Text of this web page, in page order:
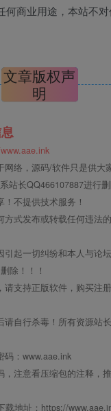
何商业用途，本站不
文章版权声
明
网络，源码/软件只是供大
站长QQ466107887进行删
不提供技术服务！
方式发布或转载任何违法
引起一切纠纷和本人与论
除！！！
请支持正版软件，购买注
请自行杀毒！所有资源站
码：www.aae.ink
，注意看压缩包的注释，
载地址：https://